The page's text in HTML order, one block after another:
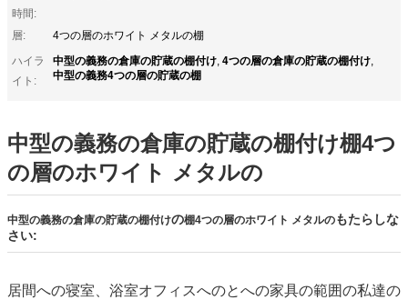
時間:
層:
4つの層のホワイト メタルの棚
ハイラ
イト:
中型の義務の倉庫の貯蔵の棚付け, 4つの層の倉庫の貯蔵の棚付け,
中型の義務4つの層の貯蔵の棚
中型の義務の倉庫の貯蔵の棚付け棚4つ
の層のホワイト メタルの
中型の義務の倉庫の貯蔵の棚付けの棚4つの層のホワイト メタルのもたらしな
さい:
居間への寝室、浴室オフィスへのとへの家具の範囲の私達の